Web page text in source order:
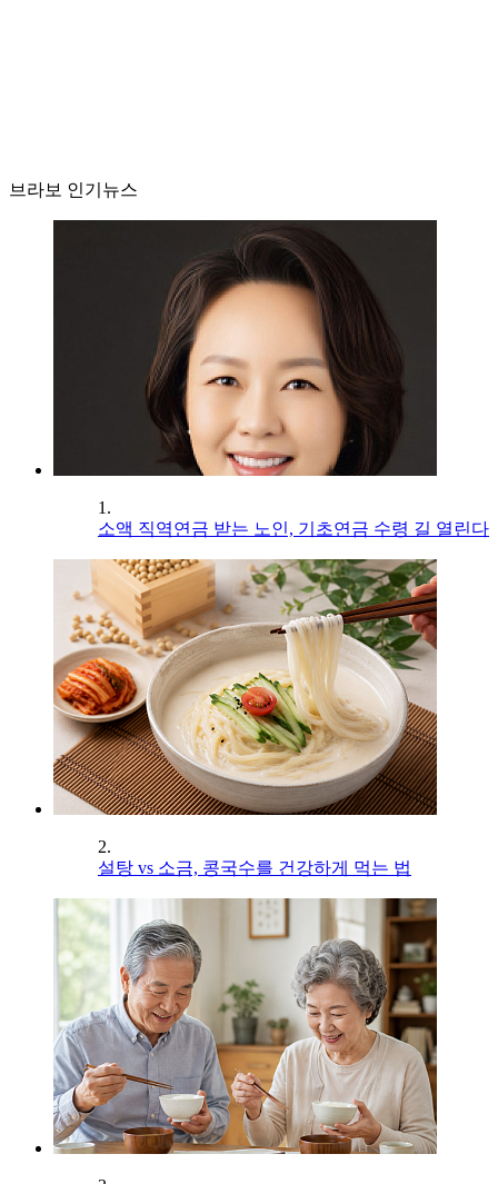
브라보 인기뉴스
1.
소액 직역연금 받는 노인, 기초연금 수령 길 열린다
2.
설탕 vs 소금, 콩국수를 건강하게 먹는 법